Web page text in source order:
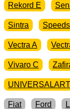
Rekord E
Sintra
Vectra A
Vivaro C
Fiat Ford